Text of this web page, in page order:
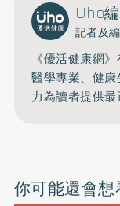
Uho
記者及
《優活健康網
醫學專業、健
力為讀者提供最
你可能還會想